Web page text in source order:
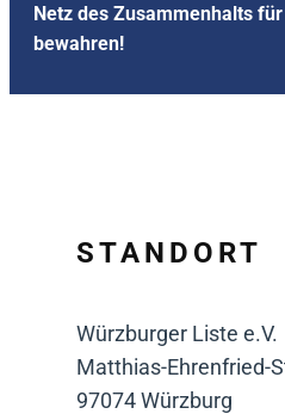
Netz des Zusammenhalts
bewahren!
STANDORT
Würzburger Liste e.V.
Matthias-Ehrenfried-
97074 Würzburg